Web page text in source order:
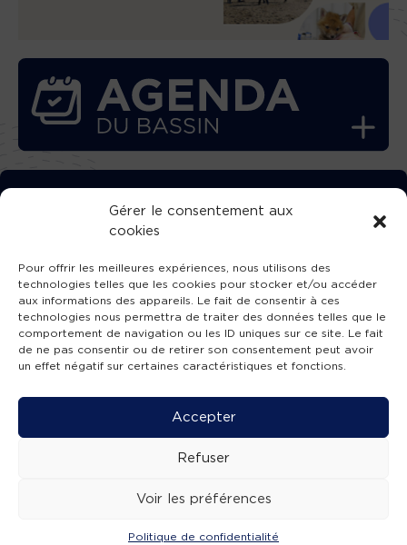
Gérer le consentement aux
cookies
Pour offrir les meilleures expériences, nous utilisons des
technologies telles que les cookies pour stocker et/ou accéder
aux informations des appareils. Le fait de consentir à ces
technologies nous permettra de traiter des données telles que le
comportement de navigation ou les ID uniques sur ce site. Le fait
de ne pas consentir ou de retirer son consentement peut avoir
un effet négatif sur certaines caractéristiques et fonctions.
Accepter
Refuser
Voir les préférences
Politique de confidentialité
ÉMISSIONS AGENDA
TÉLÉCHARGEZ GRATUITEMENT
L’APPLICATION TVBA !
SUIVEZ-NOUS !
Mentions légales -Accessibilité